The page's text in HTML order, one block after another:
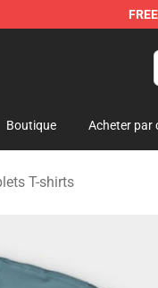
FREE
Store
Boutique Acheter par
T-shirts